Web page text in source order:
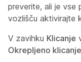
preverite, ali je vse
vozlišču aktivirajte
V zavihku Klicanje
Okrepljeno